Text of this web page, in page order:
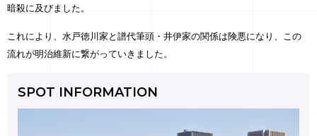
暗殺に及びました。
これにより、水戸徳川家と譜代筆頭・井伊家の関係は険悪になり、この
流れが明治維新に繋がっていきました。
SPOT INFORMATION